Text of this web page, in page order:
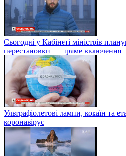
Сьогодні у Кабінеті міністрів
перестановки — пряме включення
Ультрафіолетові лампи, кокаїн та
коронавірус